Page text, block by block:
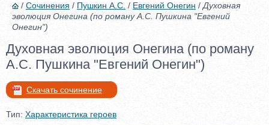
/ Сочинения / Пушкин А.С. / Евгений Онегин / Духовная
эволюция Онегина (по роману А.С. Пушкина "Евгений
Онегин")
Духовная эволюция Онегина (по роману
А.С. Пушкина "Евгений Онегин")
Скачать сочинение
Тип: Характеристика героев